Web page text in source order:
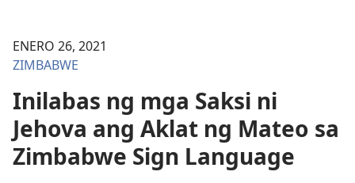
ENERO 26, 2021
ZIMBABWE
Inilabas ng mga Saksi ni
Jehova ang Aklat ng Mateo sa
Zimbabwe Sign Language